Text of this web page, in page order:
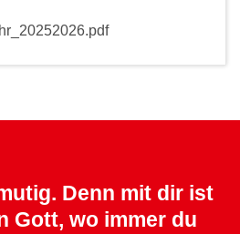
Denn mit dir ist
Gott, wo immer du